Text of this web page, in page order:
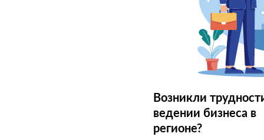
Возникли
ведении бизнеса в
регионе?